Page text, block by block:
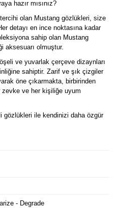
hazır mısınız?
olan Mustang gözlükleri, size
detayı en ince noktasına kadar
sahip olan Mustang
aksesuarı olmuştur.
ve yuvarlak çerçeve dizaynları
sahiptir. Zarif ve şık çizgiler
öne çıkarmakta, birbirinden
zevke ve her kişiliğe uyum
gözlükleri ile kendinizi daha özgür
- Degrade